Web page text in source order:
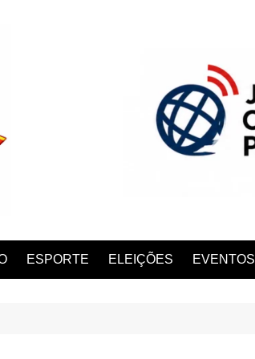
ESPORTE ELEIÇÕES EVENTOS